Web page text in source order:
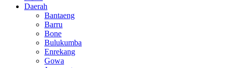
Daerah
Bantaeng
Barru
Bone
Bulukumba
Enrekang
Gowa